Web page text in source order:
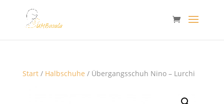
Start/ Halbschuhe / Übergangsschuh Nino – Lurchi